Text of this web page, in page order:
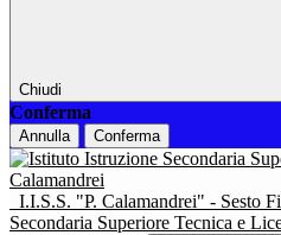
Chiudi
Conferma
Annulla Conferma
I.I.S.S. "P. Calamandrei" - Sesto
Secondaria Superiore Tecnica e